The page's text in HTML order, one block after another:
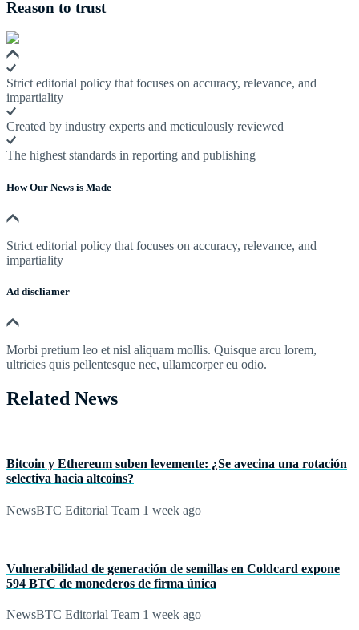
Reason to trust
Strict editorial policy that focuses on accuracy, relevance, and
impartiality
Created by industry experts and meticulously reviewed
The highest standards in reporting and publishing
How Our News is Made
Strict editorial policy that focuses on accuracy, relevance, and
impartiality
Ad discliamer
Morbi pretium leo et nisl aliquam mollis. Quisque arcu lorem,
ultricies quis pellentesque nec, ullamcorper eu odio.
Related News
Bitcoin y Ethereum suben levemente: ¿Se avecina una rotación
selectiva hacia altcoins?
NewsBTC Editorial Team 1 week ago
Vulnerabilidad de generación de semillas en Coldcard expone
594 BTC de monederos de firma única
NewsBTC Editorial Team 1 week ago